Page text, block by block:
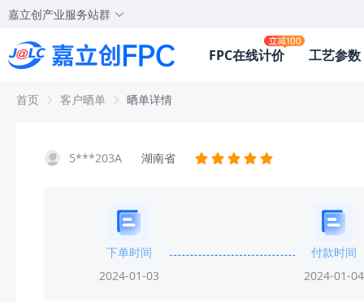
嘉立创产业服务站群
FPC在线计价 工艺参数
首页 客户晒单 晒单详情
5***203A 湖南省
下单时间
2024-01-03
付款时间
2024-01-04